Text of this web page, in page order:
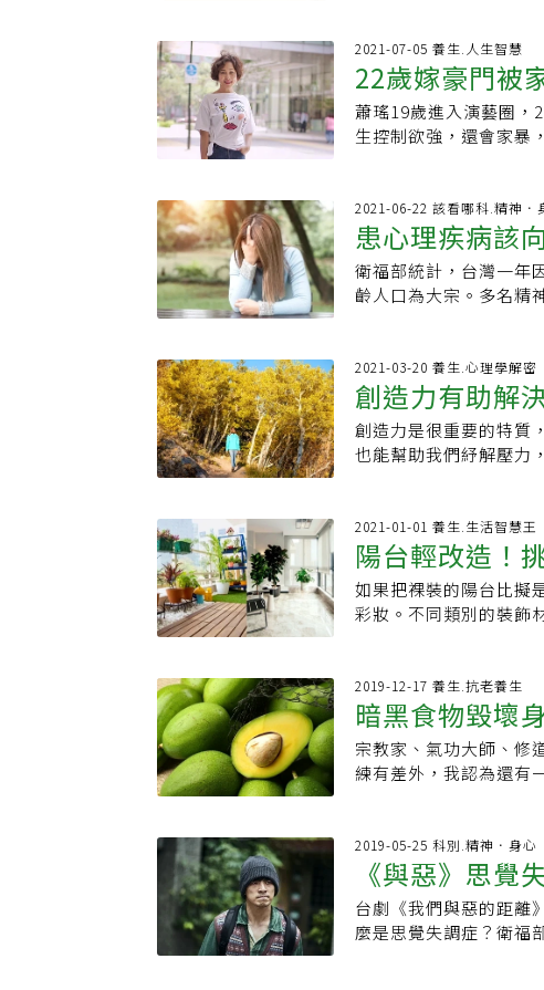
維生素C：一種強效的
芭樂都是豐富的維生素
樂營養素外，也要避免
果、蛋糕、餅乾等高糖
物，易阻塞血管，使血
力會無法下降，更增加
健康？張麗娟建議，每
肉一掌心、堅果種子一
樣化的飲食習慣，注重
岑）
Netflix實境節目「
經紀人。我從學生時期
日本紅到歐美的國際
力人物」。如果用一句
定決心捨棄做自己的念
美同時 耗盡所有心力「
旨。而觸發我們轉變的
經很習慣每天在不同的
偏南多媒體藝術節中演
完美地完成任務。活動
演講，出版社的夥伴很
到飯店報到時已經是深
惠坐在窗邊看著窗外發
了。我立刻跳下床走了
們最瘋狂的一年，事業
支持和幫助，其實麻理
的心情，的確是讓她很
的自己」。我那天一夜
憑著感覺選擇 不需大量
的「感覺」評估，只讓
錄曾拒絕400個案子。
工作量，讓麻理惠身心
互動，產出的作品反而
練能力，也不用要求自
人生》，天下雜誌出版
2021-07-05 養生.人生智慧
22歲嫁豪門被
明來、我的人
蕭瑤19歲進入演藝圈，
生控制欲強，還會家暴
就有一雙迷人的大眼睛
『徐黛』（蕭瑤本姓「
「我想拍戲、賺錢，讓父母過好的日子。」
族舞蹈，專科進入文化
遠播。專4那年，邵氏
上映後，果真一炮而紅
生—大她14歲的印尼富
好老公。」戀愛時，先
隔天就送到我的面前。
裡。22歲，毅然捨棄如
萬分 婚後很快就懷孕，
的幸福生活並沒有太長
暴，經常處於被打的恐
婚，卻也知道不可能，
小妹經營的旅行社當票
都不知如何應對。」在
頭學習如何面對社會。
上時間，就去麥當勞當
學求學，她捨棄學業，
中做錯了幾件事，尤
不對的，我沒有為小
灣，她不敢和先生聯絡
建議下，赴法院申請被
2021-06-22 該看哪科.精神．
患心理疾病該
衛福部統計，台灣一年
齡人口為大宗。多名精
是職場上精神疾病患者
被交付艱難任務，甚至
傾訴。精神科醫師歸納
精神科醫師詹佳達認為
多歧視，透露病情後，
救救我 ) 在康復之前，
圈，適時向部分同事透
鬱感。反過來說，若同
評。部分企業提供諮商
企業建置完善的員工協
題。鍾文雄說，EAP落
的一種，其他還包括職
員工擔心在公司內諮商
張老師、生命線等外部
社區資源著手，心理及
社區心理衛生中心獨
難題；求助，才是最好
2021-03-20 養生.心理學解密
創造力有助解
習慣，還有驚
創造力是很重要的特質
也能幫助我們紓解壓力
進入到「心流」（Flow
疲憊的心靈獲得充電。
壓性、增強記憶力是有
畫的方式治療過阿茲海
善的。因此如果你本來
舞研究顯示跳舞能降低
是其他運動比較沒有的
程，適時盡情扭動身體
性，這是我們認識世界
力，還能培養出自信，
稱為「野外中的創意
我們的創造力是有所
品，結束後請他們進行
50%！因此當你卡關在
2021-01-01 養生.生活智慧王
陽台輕改造！
如果把裸裝的陽台比擬
彩妝。不同類別的裝飾
面材質，磁磚給人的感
質運用得當，便可以打
務型陽台的首選材質
化，尤其是作為洗衣間
作用。同時磁磚耐髒，
以滿足不同陽台的特殊
磚表面經過燒釉處理
澤不同，又可分為亞光
和圖案，防滑耐磨的同
2019-12-17 養生.抗老養生
暗黑食物毀壞
體內廢物
宗教家、氣功大師、修
練有差外，我認為還有
是不小心吃到了腐敗的
的剩菜、罐頭食物、
病，也不是自我控管
西，一般人要花好大力
排毒功能往往較差，更
2019-05-25 科別.精神．身心
《與惡》思覺
台劇《我們與惡的距離
麼是思覺失調症？衛福